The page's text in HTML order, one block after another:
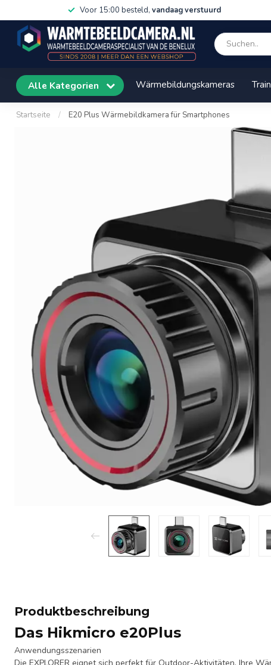
Voor 15:00 besteld, vandaag verstuurd
Alle Kategorien Wärmebildungskameras
Startseite / E20 Plus Wärmebildkamera für Smartphones
Produktbeschreibung
Das Hikmicro e20Plus
Anwendungsszenarien